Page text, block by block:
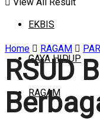
EKBIS
GAYA HIDUP
RAGAM
Home RAGAM
RSUD